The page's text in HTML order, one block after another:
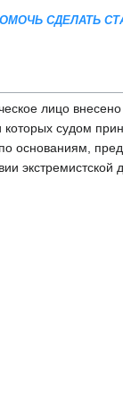
СДЕЛАТЬ
лицо
судом
основаниям,
экстремистской